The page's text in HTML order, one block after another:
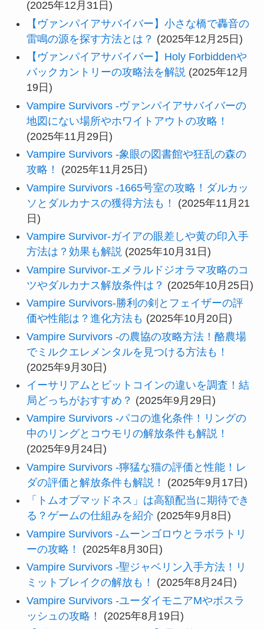
(2025年12月31日)
【ヴァンパイアサバイバー】小さな橋で轟音の
雷鳴の源を探す方法とは？ (2025年12月25日)
【ヴァンパイアサバイバー】Holy Forbiddenや
バックカントリーの攻略法を解説 (2025年12月
19日)
Vampire Survivors -ヴァンパイアサバイバーの
地図にない場所やホワイトアウトの攻略！
(2025年11月29日)
Vampire Survivors -象眼の図書館や狂乱の森の
攻略！
(2025年11月25日)
Vampire Survivors -1665号室の攻略！ダルカッ
ソとダルカナスの獲得方法も！
(2025年11月21
日)
Vampire Survivor-ガイアの眼差しや黄の印入手
方法は？効果も解説 (2025年10月31日)
Vampire Survivor-エメラルドジオラマ攻略のコ
ツやダルカナス解放条件は？ (2025年10月25日)
Vampire Survivors-勝利の剣とフェイザーの評
価や性能は？進化方法も (2025年10月20日)
Vampire Survivors -の農協の攻略方法！酪農場
でミルクエレメンタルを見つける方法も！
(2025年9月30日)
イーサリアムとビットコインの違いを調査！結
局どっちがおすすめ？ (2025年9月29日)
Vampire Survivors -パコの進化条件！リングの
中のリングとコウモリの解放条件も解説！
(2025年9月24日)
Vampire Survivors -獰猛な猫の評価と性能！レ
ダの評価と解放条件も解説！
(2025年9月17日)
「トムオブマッドネス」は高額配当に期待でき
る？ゲームの仕組みを紹介 (2025年9月8日)
Vampire Survivors -ムーンゴロウとラボラトリ
ーの攻略！
(2025年8月30日)
Vampire Survivors -聖ジャベリン入手方法！リ
ミットブレイクの解放も！
(2025年8月24日)
Vampire Survivors -ユーダイモニアMやボスラ
ッシュの攻略！
(2025年8月19日)